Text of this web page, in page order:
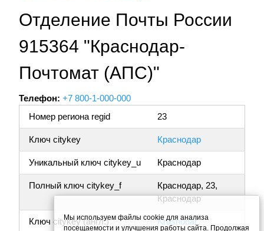
Отделение Почты России
915364 "Краснодар-
Почтомат (АПС)"
Телефон: +7 800-1-000-000
Номер региона regid
23
Ключ citykey Краснодар
Уникальный ключ citykey_u Краснодар
Полный ключ citykey_f
Краснодар, 23,
Краснодар
Ключ citykey (англ.) Krasnodar
Мы используем файлы cookie для анализа
посещаемости и улучшения работы сайта. Продолжая